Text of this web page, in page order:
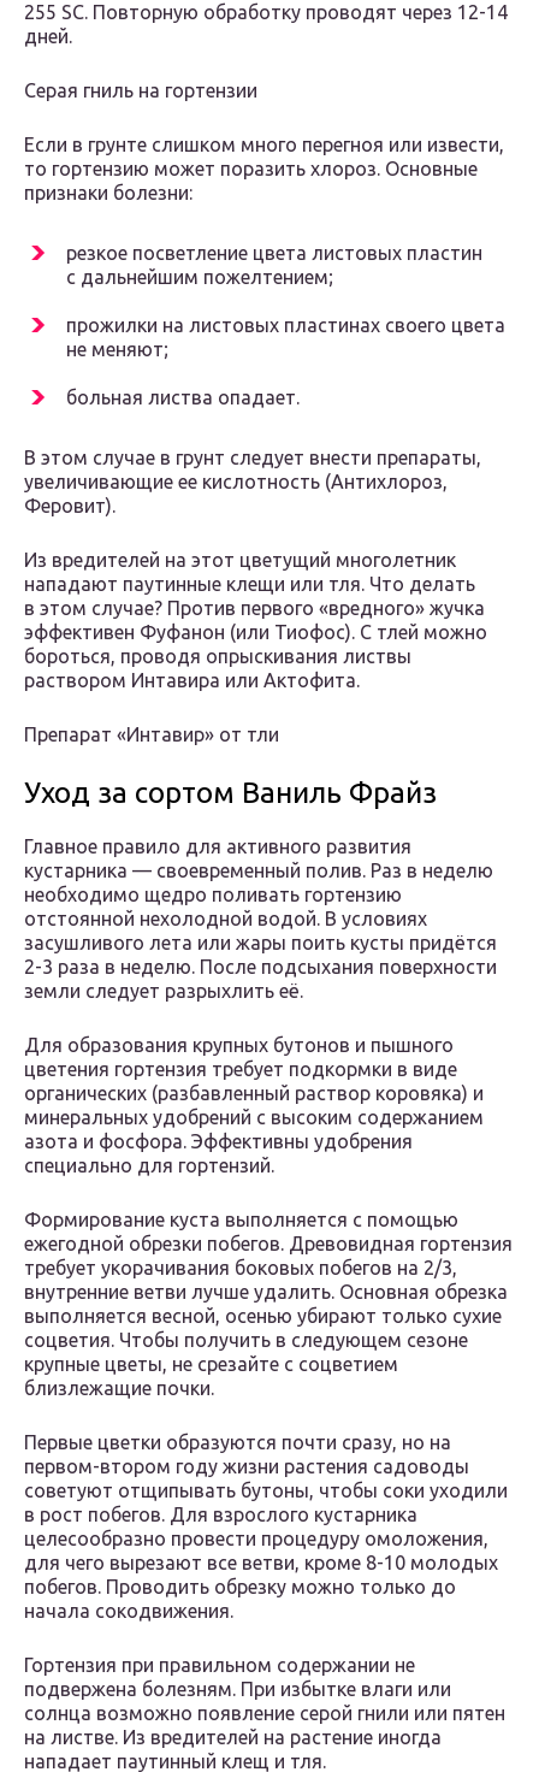
255 SC. Повторную обработку проводят через 12-14
дней.
Серая гниль на гортензии
Если в грунте слишком много перегноя или извести,
то гортензию может поразить хлороз. Основные
признаки болезни:
резкое посветление цвета листовых пластин
с дальнейшим пожелтением;
прожилки на листовых пластинах своего цвета
не меняют;
больная листва опадает.
В этом случае в грунт следует внести препараты,
увеличивающие ее кислотность (Антихлороз,
Феровит).
Из вредителей на этот цветущий многолетник
нападают паутинные клещи или тля. Что делать
в этом случае? Против первого «вредного» жучка
эффективен Фуфанон (или Тиофос). С тлей можно
бороться, проводя опрыскивания листвы
раствором Интавира или Актофита.
Препарат «Интавир» от тли
Уход за сортом Ваниль Фрайз
Главное правило для активного развития
кустарника — своевременный полив. Раз в неделю
необходимо щедро поливать гортензию
отстоянной нехолодной водой. В условиях
засушливого лета или жары поить кусты придётся
2-3 раза в неделю. После подсыхания поверхности
земли следует разрыхлить её.
Для образования крупных бутонов и пышного
цветения гортензия требует подкормки в виде
органических (разбавленный раствор коровяка) и
минеральных удобрений с высоким содержанием
азота и фосфора. Эффективны удобрения
специально для гортензий.
Формирование куста выполняется с помощью
ежегодной обрезки побегов. Древовидная гортензия
требует укорачивания боковых побегов на 2/3,
внутренние ветви лучше удалить. Основная обрезка
выполняется весной, осенью убирают только сухие
соцветия. Чтобы получить в следующем сезоне
крупные цветы, не срезайте с соцветием
близлежащие почки.
Первые цветки образуются почти сразу, но на
первом-втором году жизни растения садоводы
советуют отщипывать бутоны, чтобы соки уходили
в рост побегов. Для взрослого кустарника
целесообразно провести процедуру омоложения,
для чего вырезают все ветви, кроме 8-10 молодых
побегов. Проводить обрезку можно только до
начала сокодвижения.
Гортензия при правильном содержании не
подвержена болезням. При избытке влаги или
солнца возможно появление серой гнили или пятен
на листве. Из вредителей на растение иногда
нападает паутинный клещ и тля.